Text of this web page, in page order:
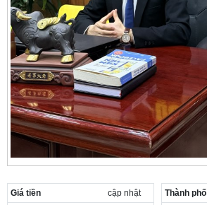
Cần thuê MBKD tại Phường Bạch Mai
Cần thuê MBKD tại Phường Vĩnh Tuy
Giá tiền
cập nhật
Thành phố